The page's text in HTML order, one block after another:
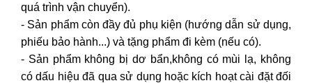
quá trình vận chuyển).
- Sản phẩm còn đầy đủ phụ kiện (hướng dẫn sử dụng,
phiếu bảo hành...) và tặng phẩm đi kèm (nếu có).
- Sản phẩm không bị dơ bẩn,không có mùi lạ, không
có dấu hiệu đã qua sử dụng hoặc kích hoạt cài đặt đối